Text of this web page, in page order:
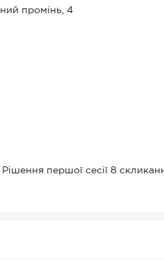
промінь, 4
першої сесії 8